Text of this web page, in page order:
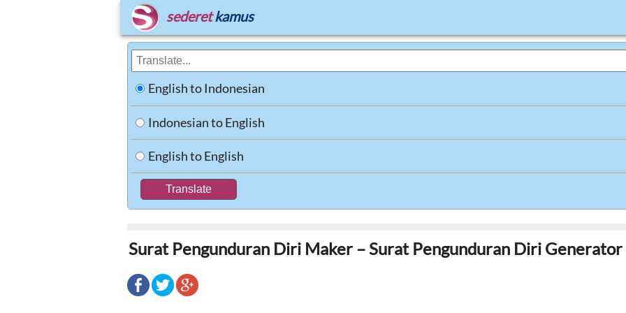
sederet kamus
English to Indonesian
Indonesian to English
English to English
Surat Pengunduran Diri Maker – Surat Pengunduran Diri Generator